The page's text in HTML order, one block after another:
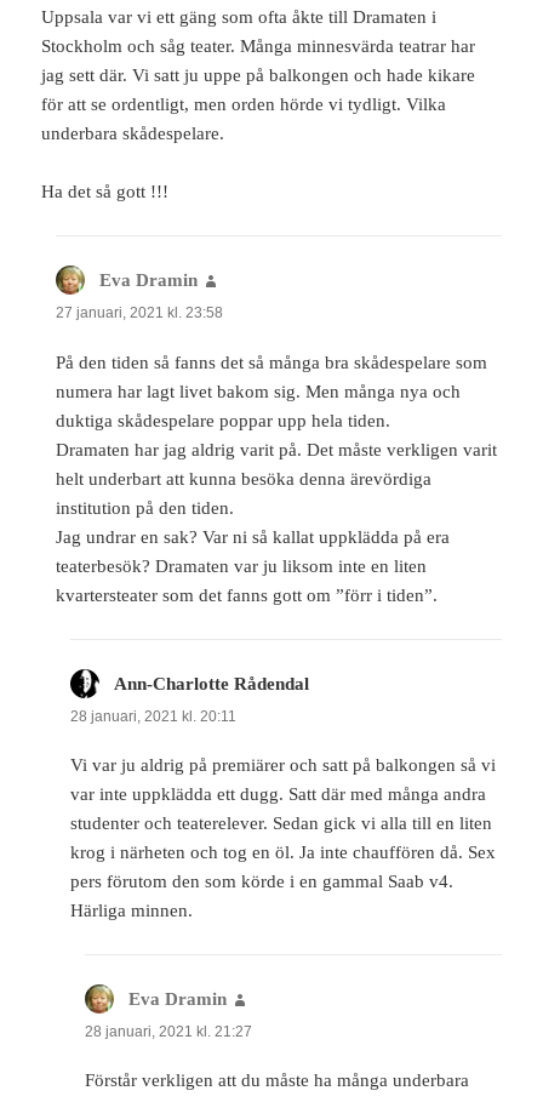
Uppsala var vi ett gäng som ofta åkte till Dramaten i
Stockholm och såg teater. Många minnesvärda teatrar har
jag sett där. Vi satt ju uppe på balkongen och hade kikare
för att se ordentligt, men orden hörde vi tydligt. Vilka
underbara skådespelare.
Ha det så gott !!!
Eva Dramin
27 januari, 2021 kl. 23:58
På den tiden så fanns det så många bra skådespelare som
numera har lagt livet bakom sig. Men många nya och
duktiga skådespelare poppar upp hela tiden.
Dramaten har jag aldrig varit på. Det måste verkligen varit
helt underbart att kunna besöka denna ärevördiga
institution på den tiden.
Jag undrar en sak? Var ni så kallat uppklädda på era
teaterbesök? Dramaten var ju liksom inte en liten
kvartersteater som det fanns gott om ”förr i tiden”.
Ann-Charlotte Rådendal
28 januari, 2021 kl. 20:11
Vi var ju aldrig på premiärer och satt på balkongen så vi
var inte uppklädda ett dugg. Satt där med många andra
studenter och teaterelever. Sedan gick vi alla till en liten
krog i närheten och tog en öl. Ja inte chauffören då. Sex
pers förutom den som körde i en gammal Saab v4.
Härliga minnen.
Eva Dramin
28 januari, 2021 kl. 21:27
Förstår verkligen att du måste ha många underbara